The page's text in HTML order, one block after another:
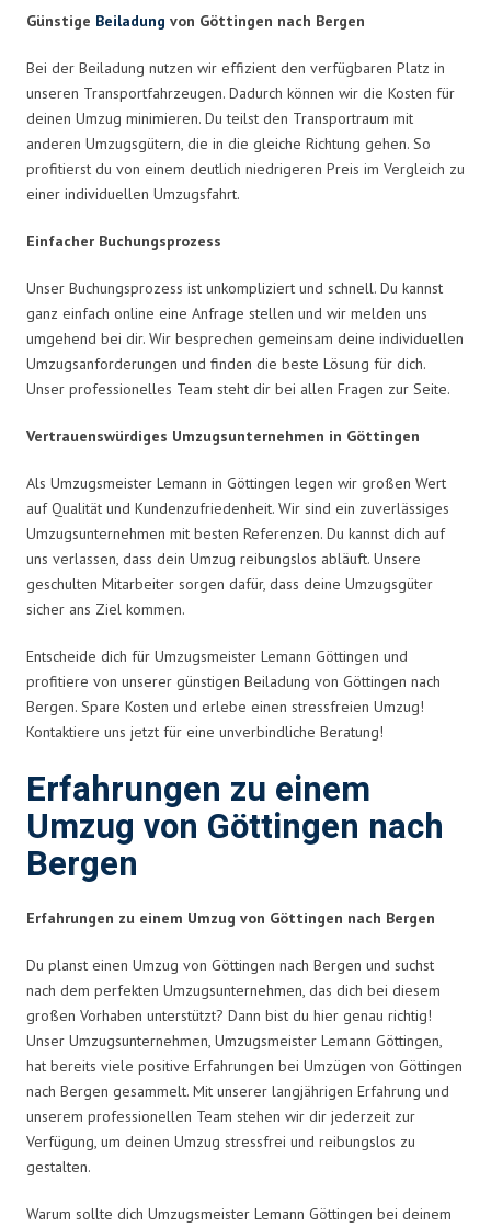
Günstige Beiladung von Göttingen nach Bergen
Bei der Beiladung nutzen wir effizient den verfügbaren Platz in
unseren Transportfahrzeugen. Dadurch können wir die Kosten für
deinen Umzug minimieren. Du teilst den Transportraum mit
anderen Umzugsgütern, die in die gleiche Richtung gehen. So
profitierst du von einem deutlich niedrigeren Preis im Vergleich zu
einer individuellen Umzugsfahrt.
Einfacher Buchungsprozess
Unser Buchungsprozess ist unkompliziert und schnell. Du kannst
ganz einfach online eine Anfrage stellen und wir melden uns
umgehend bei dir. Wir besprechen gemeinsam deine individuellen
Umzugsanforderungen und finden die beste Lösung für dich.
Unser professionelles Team steht dir bei allen Fragen zur Seite.
Vertrauenswürdiges Umzugsunternehmen in Göttingen
Als Umzugsmeister Lemann in Göttingen legen wir großen Wert
auf Qualität und Kundenzufriedenheit. Wir sind ein zuverlässiges
Umzugsunternehmen mit besten Referenzen. Du kannst dich auf
uns verlassen, dass dein Umzug reibungslos abläuft. Unsere
geschulten Mitarbeiter sorgen dafür, dass deine Umzugsgüter
sicher ans Ziel kommen.
Entscheide dich für Umzugsmeister Lemann Göttingen und
profitiere von unserer günstigen Beiladung von Göttingen nach
Bergen. Spare Kosten und erlebe einen stressfreien Umzug!
Kontaktiere uns jetzt für eine unverbindliche Beratung!
Erfahrungen zu einem
Umzug von Göttingen nach
Bergen
Erfahrungen zu einem Umzug von Göttingen nach Bergen
Du planst einen Umzug von Göttingen nach Bergen und suchst
nach dem perfekten Umzugsunternehmen, das dich bei diesem
großen Vorhaben unterstützt? Dann bist du hier genau richtig!
Unser Umzugsunternehmen, Umzugsmeister Lemann Göttingen,
hat bereits viele positive Erfahrungen bei Umzügen von Göttingen
nach Bergen gesammelt. Mit unserer langjährigen Erfahrung und
unserem professionellen Team stehen wir dir jederzeit zur
Verfügung, um deinen Umzug stressfrei und reibungslos zu
gestalten.
Warum sollte dich Umzugsmeister Lemann Göttingen bei deinem